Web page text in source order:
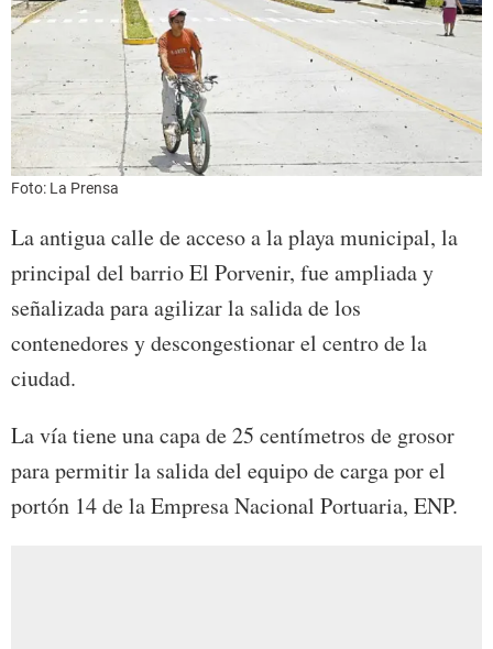
Foto: La Prensa
La antigua calle de acceso a la playa municipal, la
principal del barrio El Porvenir, fue ampliada y
señalizada para agilizar la salida de los
contenedores y descongestionar el centro de la
ciudad.
La vía tiene una capa de 25 centímetros de grosor
para permitir la salida del equipo de carga por el
portón 14 de la Empresa Nacional Portuaria, ENP.